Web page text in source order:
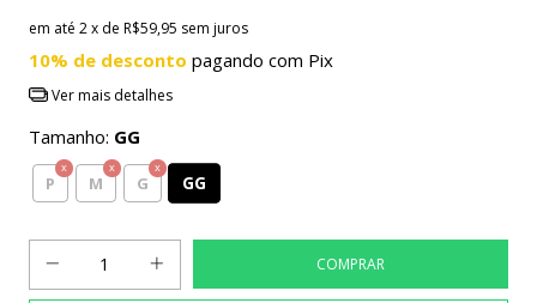
em até 2x de R$59,95 sem juros
10% de desconto pagando com Pix
Ver mais detalhes
Tamanho: GG
P M G GG